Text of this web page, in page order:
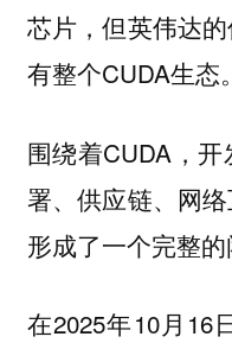
芯片，但英伟达
有整个CUDA生态。
围绕着CUDA，
署、供应链、网
形成了一个完整的
在2025年10月16